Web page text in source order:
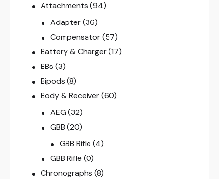
Attachments (94)
Adapter (36)
Compensator (57)
Battery & Charger (17)
BBs (3)
Bipods (8)
Body & Receiver (60)
AEG (32)
GBB (20)
GBB Rifle (4)
GBB Rifle (0)
Chronographs (8)